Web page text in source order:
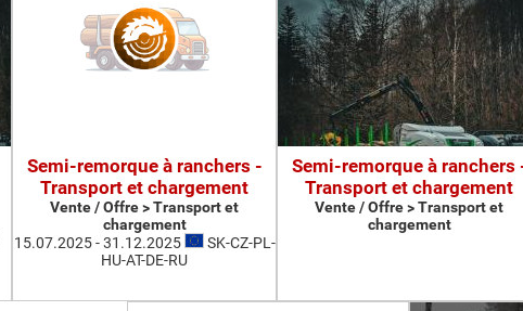
Semi-remorque à ranchers -
Transport et chargement
Vente / Offre > Transport et
chargement
15.07.2025 - 31.12.2025
SK-CZ-PL-
HU-AT-DE-RU
Semi-remorque à ranchers
Transport et chargement
Vente / Offre > Transport et
chargement